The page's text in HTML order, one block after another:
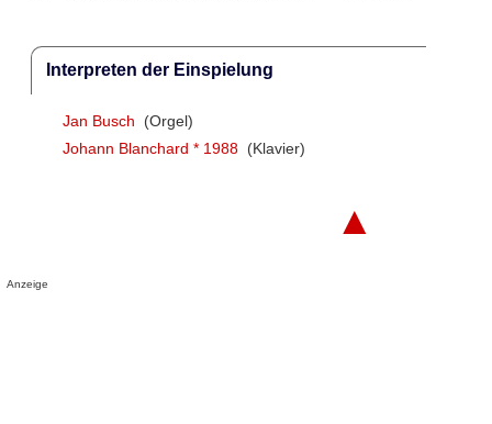
Interpreten der Einspielung
Jan Busch
(Orgel)
Johann Blanchard * 1988 (Klavier)
▲
Anzeige